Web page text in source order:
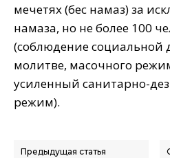
мечетях (бес намаз) за
намаза, но не более 100
(соблюдение социальной
молитве, масочного
усиленный санитарно-
режим).
Предыдущая статья